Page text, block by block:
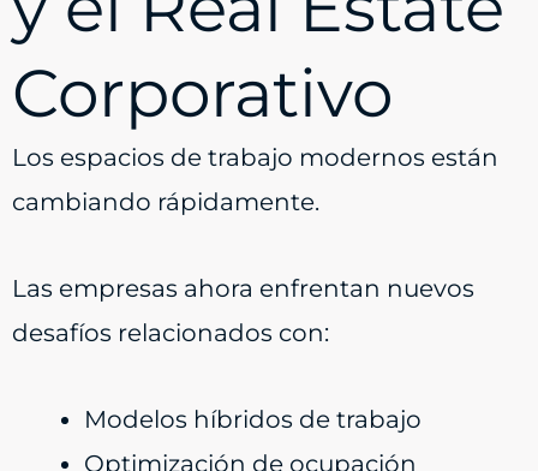
Corporativo
Los espacios de trabajo modernos están
cambiando rápidamente.
Las empresas ahora enfrentan nuevos
desafíos relacionados con:
Modelos híbridos de trabajo
Optimización de ocupación